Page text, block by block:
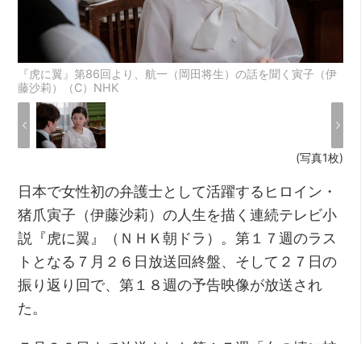
『虎に翼』第86回より、航一（岡田将生）の話を聞く寅子（伊
藤沙莉）（C）NHK
(写真1枚)
日本で女性初の弁護士として活躍するヒロイン・
猪爪寅子（伊藤沙莉）の人生を描く連続テレビ小
説『虎に翼』（ＮＨＫ朝ドラ）。第１７週のラス
トとなる７月２６日放送回終盤、そして２７日の
振り返り回で、第１８週の予告映像が放送され
た。